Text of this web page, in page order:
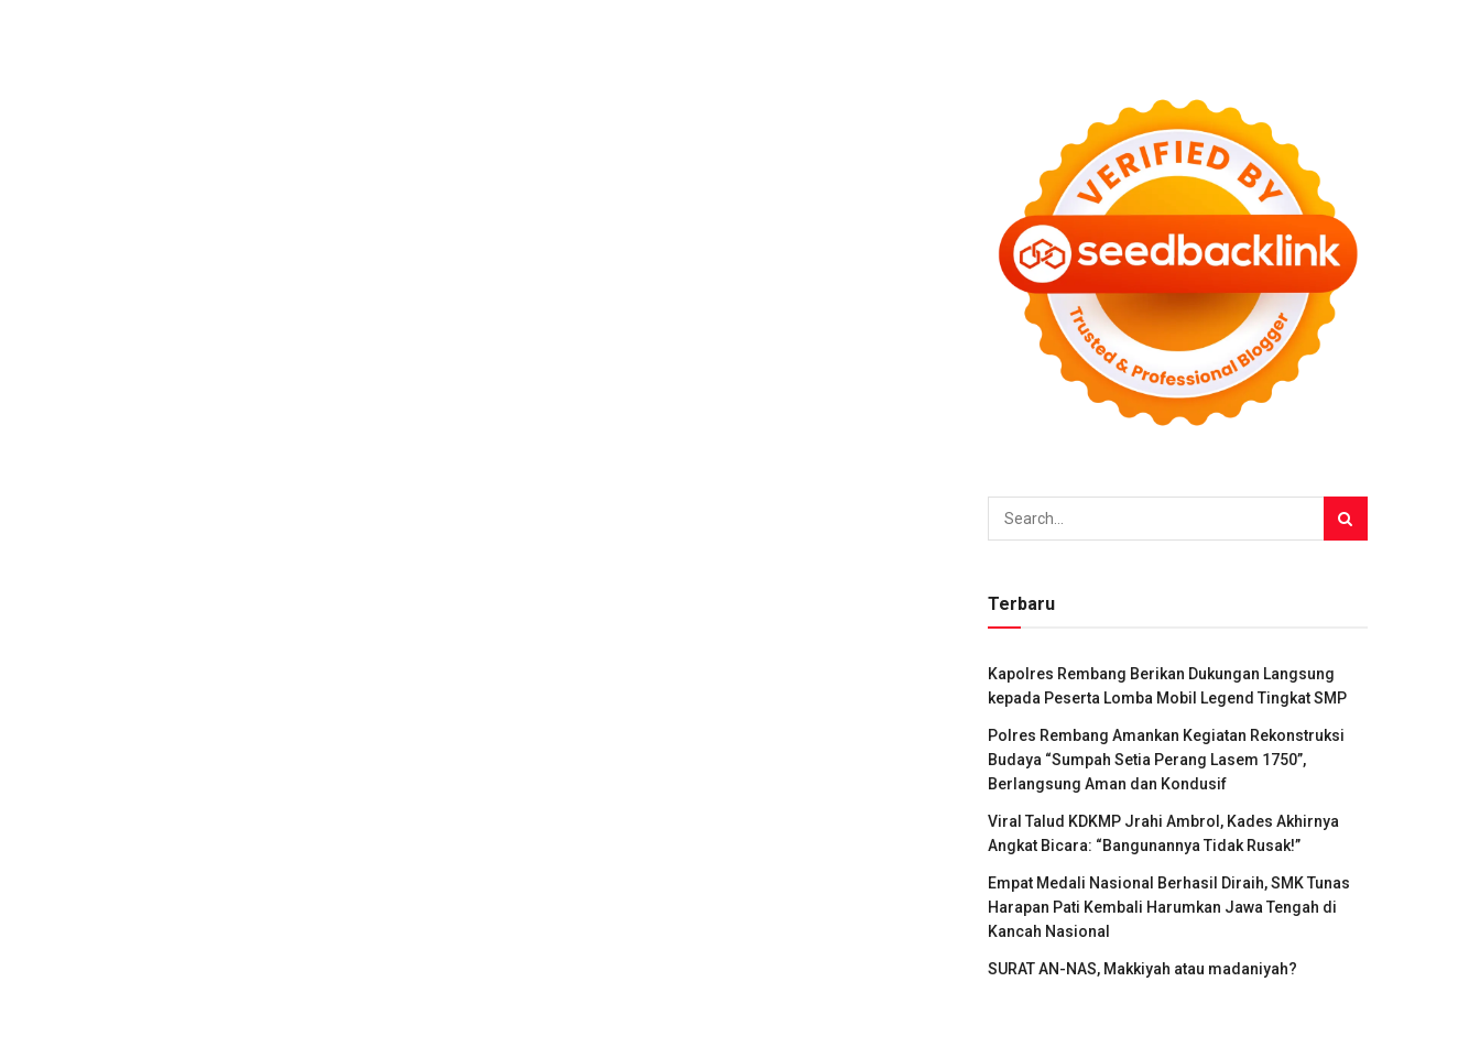
Terbaru
Kapolres Rembang Berikan Dukungan Langsung
kepada Peserta Lomba Mobil Legend Tingkat SMP
Polres Rembang Amankan Kegiatan Rekonstruksi
Budaya “Sumpah Setia Perang Lasem 1750”,
Berlangsung Aman dan Kondusif
Viral Talud KDKMP Jrahi Ambrol, Kades Akhirnya
Angkat Bicara: “Bangunannya Tidak Rusak!”
Empat Medali Nasional Berhasil Diraih, SMK Tunas
Harapan Pati Kembali Harumkan Jawa Tengah di
Kancah Nasional
SURAT AN-NAS, Makkiyah atau madaniyah?